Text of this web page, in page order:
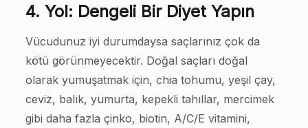
4. Yol: Dengeli Bir Diyet Yapın
Vücudunuz iyi durumdaysa saçlarınız çok da
kötü görünmeyecektir. Doğal saçları doğal
olarak yumuşatmak için, chia tohumu, yeşil çay,
ceviz, balık, yumurta, kepekli tahıllar, mercimek
gibi daha fazla çinko, biotin, A/C/E vitamini,